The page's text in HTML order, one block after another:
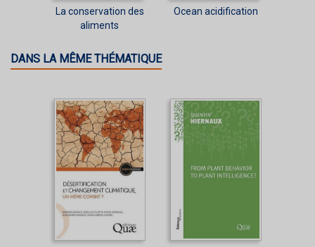
La conservation des
aliments
Ocean acidification
DANS LA MÊME THÉMATIQUE